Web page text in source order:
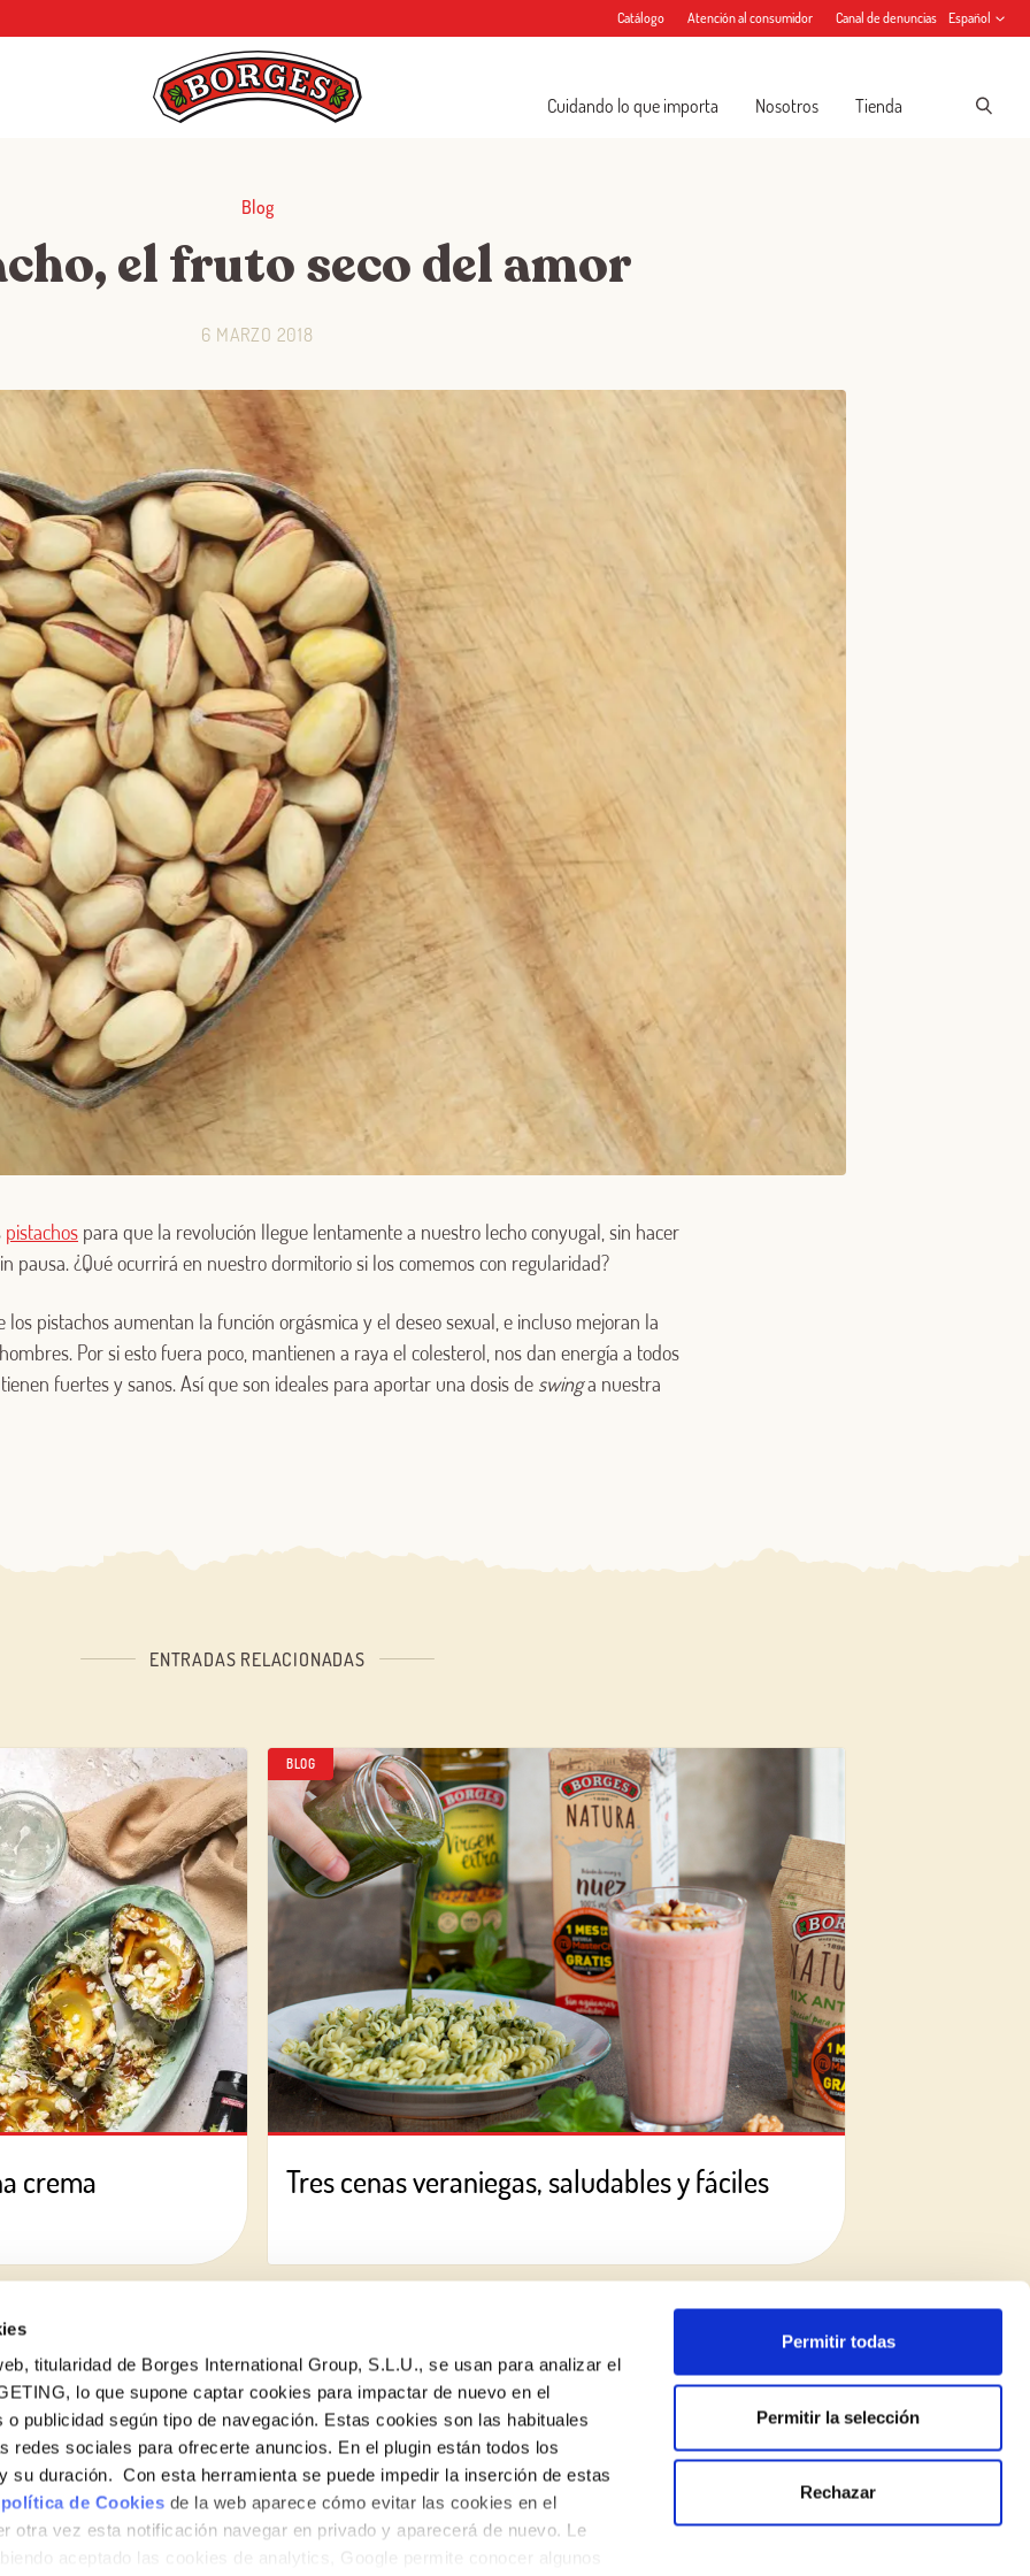
titularidad de Borges International Group, S.L.U., se usan para analizar el
lo que supone captar cookies para impactar de nuevo en el
publicidad según tipo de navegación. Estas cookies son las habituales
redes sociales para ofrecerte anuncios. En el plugin están todos los
su duración. Con esta herramienta se puede impedir la inserción de estas
de Cookies de la web aparece cómo evitar las cookies en el
otra vez esta notificación navegar en privado y aparecerá de nuevo. Le
aceptado las cookies de analytics, Google permite conocer algunos
Permitir todas
Permitir la selección
Rechazar
Catálogo Atención al consumidor Canal de denuncias Español
Cuidando lo que importa Nosotros Tienda
Blog
el fruto seco del amor
6 MARZO 2018
pistachos para que la revolución llegue lentamente a nuestro lecho conyugal, sin hacer
pausa. ¿Qué ocurrirá en nuestro dormitorio si los comemos con regularidad?
los pistachos aumentan la función orgásmica y el deseo sexual, e incluso mejoran la
Por si esto fuera poco, mantienen a raya el colesterol, nos dan energía a todos
fuertes y sanos. Así que son ideales para aportar una dosis de swinga nuestra
ENTRADAS RELACIONADAS
crema
BLOG
Tres cenas veraniegas, saludables y fáciles
¿Quieres conocer todas nuestras novedades?
Suscríbete a la newsletter de Borges
Newsletter
Política de privacidad
Aviso legal
Iniciar sesión con Facebook
O CON TU DIRECCIÓN DE CORREO ELECTRÓNICO
Correo electrónico
¿Aún no estás ya registrado en el Club Borges? Regístrate aquí.